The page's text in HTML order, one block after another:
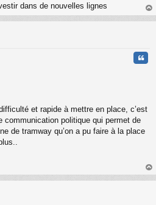
dans de nouvelles lignes
au
et rapide à mettre en place, c’est
communication politique qui permet de
de tramway qu’on a pu faire à la place
au